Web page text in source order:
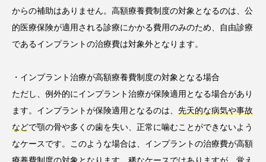
からの補助はありません。高額療養費制度の対象となるのは、公
的医療保険が適用される診療にかかる費用のみのため、自由診療
であるインプラントの治療費は対象外となります。
・インプラント治療が高額療養費制度の対象となる場合
ただし、例外的にインプラント治療が保険適用となる場合があり
ます。インプラントが保険適用となるのは、 先天的な病気や事故
などで顎の骨や多くの歯を失い、正常に噛むことができないよう
なケースです。このような場合は、インプラントの治療費が高額